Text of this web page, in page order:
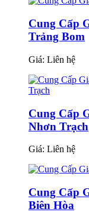
Cung Cấp
Trảng Bom
Giá: Liên hệ
Cung Cấp
Nhơn Trạch
Giá: Liên hệ
Cung Cấp
Biên Hòa